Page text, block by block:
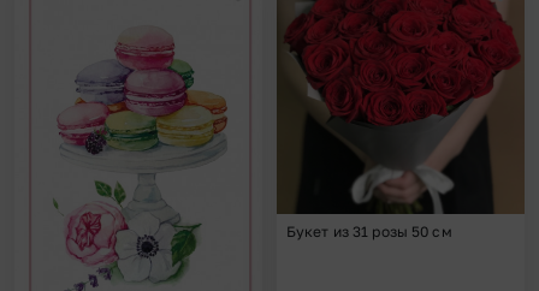
Добавить в избранное
Букет из 31 розы 50 см